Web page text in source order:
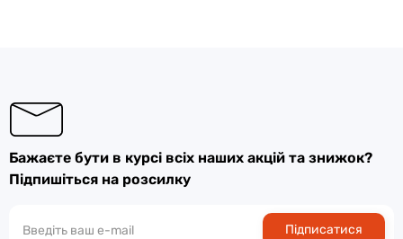
Бажаєте бути в курсі всіх наших акцій та знижок?
Підпишіться на розсилку
Підписатися